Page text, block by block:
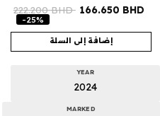
222.200BHD 166.650 BHD
-25%
إضافة إلى السلة
YEAR
2024
MARKED